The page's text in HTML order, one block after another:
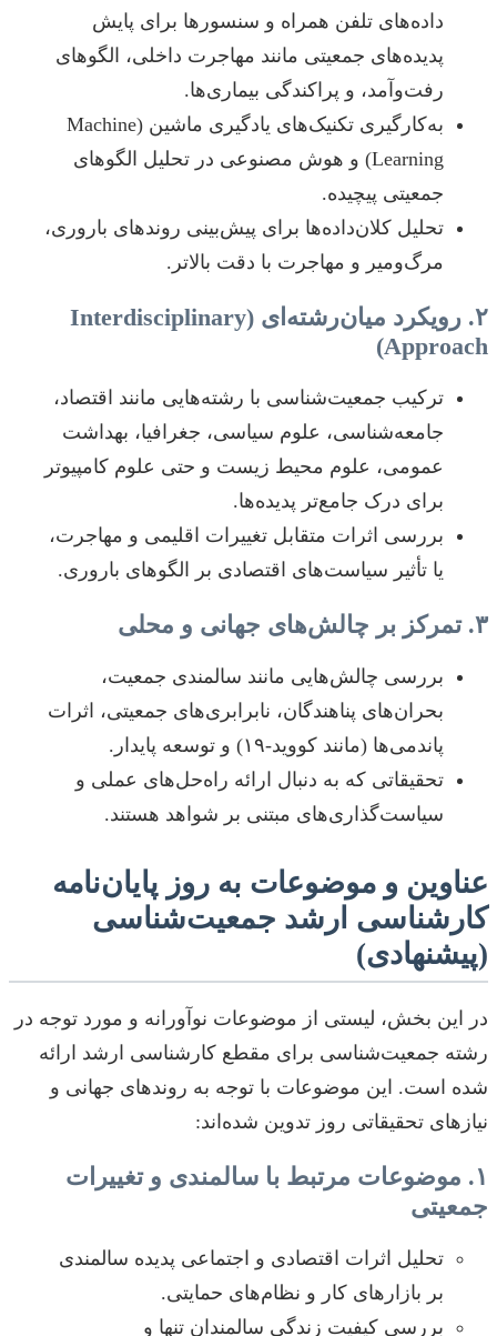
داده‌های تلفن همراه و سنسورها برای پایش
پدیده‌های جمعیتی مانند مهاجرت داخلی، الگوهای
رفت‌وآمد، و پراکندگی بیماری‌ها.
به‌کارگیری تکنیک‌های یادگیری ماشین (Machine
Learning) و هوش مصنوعی در تحلیل الگوهای
جمعیتی پیچیده.
تحلیل کلان‌داده‌ها برای پیش‌بینی روندهای باروری،
مرگ‌ومیر و مهاجرت با دقت بالاتر.
۲. رویکرد میان‌رشته‌ای (Interdisciplinary
Approach)
ترکیب جمعیت‌شناسی با رشته‌هایی مانند اقتصاد،
جامعه‌شناسی، علوم سیاسی، جغرافیا، بهداشت
عمومی، علوم محیط زیست و حتی علوم کامپیوتر
برای درک جامع‌تر پدیده‌ها.
بررسی اثرات متقابل تغییرات اقلیمی و مهاجرت،
یا تأثیر سیاست‌های اقتصادی بر الگوهای باروری.
۳. تمرکز بر چالش‌های جهانی و محلی
بررسی چالش‌هایی مانند سالمندی جمعیت،
بحران‌های پناهندگان، نابرابری‌های جمعیتی، اثرات
پاندمی‌ها (مانند کووید-۱۹) و توسعه پایدار.
تحقیقاتی که به دنبال ارائه راه‌حل‌های عملی و
سیاست‌گذاری‌های مبتنی بر شواهد هستند.
عناوین و موضوعات به روز پایان‌نامه
کارشناسی ارشد جمعیت‌شناسی
(پیشنهادی)
در این بخش، لیستی از موضوعات نوآورانه و مورد توجه در
رشته جمعیت‌شناسی برای مقطع کارشناسی ارشد ارائه
شده است. این موضوعات با توجه به روندهای جهانی و
نیازهای تحقیقاتی روز تدوین شده‌اند:
۱. موضوعات مرتبط با سالمندی و تغییرات
جمعیتی
تحلیل اثرات اقتصادی و اجتماعی پدیده سالمندی
بر بازارهای کار و نظام‌های حمایتی.
بررسی کیفیت زندگی سالمندان تنها و